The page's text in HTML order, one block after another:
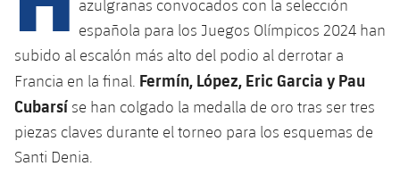
plusicon
más
Instalaciones
Spotify Camp Nou
SUB13
SUB12
SUB11 A
SUB11 B
SUB13 B
SUB12 C
SUB11 C
Entradas
Gameday Shows
Resultados
Base
Barça Atlètic
Junior
Cadete A
Campus Verano
PLUSICON
MÁS
Primer Equipo
plusicon
más
Actualidad
Barça Atlètic
plusicon
más
azulgranas convocados con la selección
española para los Juegos Olímpicos 2024 han
subido al escalón más alto del podio al derrotar a
Francia en la final. Fermín, López, Eric Garcia y Pau
Cubarsí se han colgado la medalla de oro tras ser tres
piezas claves durante el torneo para los esquemas de
Santi Denia.